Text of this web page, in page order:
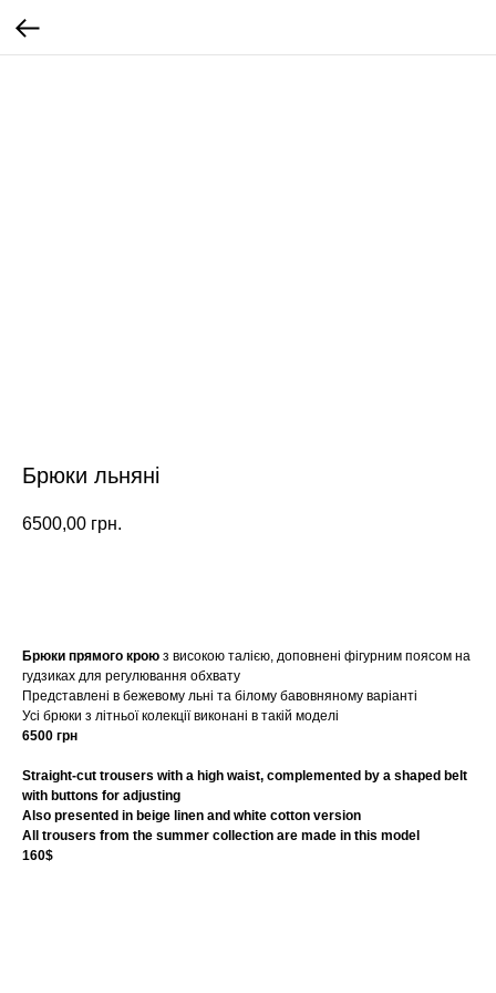
Брюки льняні
6500,00 грн.
Брюки прямого крою з високою талією, доповнені фігурним поясом на
гудзиках для регулювання обхвату
Представлені в бежевому льні та білому бавовняному варіанті
Усі брюки з літньої колекції виконані в такій моделі
6500 грн
Straight-cut trousers with a high waist, complemented by a shaped belt
with buttons for adjusting
Also presented in beige linen and white cotton version
All trousers from the summer collection are made in this model
160$